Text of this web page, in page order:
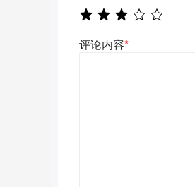
评论内容*